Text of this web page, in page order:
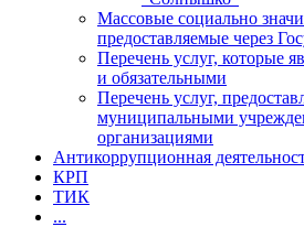
Массовые социально
предоставляемые через
Перечень услуг, которые
и обязательными
Перечень услуг,
муниципальными
организациями
Антикоррупционная
КРП
ТИК
...